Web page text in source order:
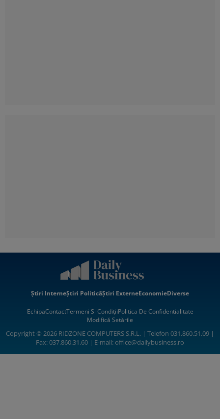
Știri InterneȘtiri PoliticăȘtiri ExterneEconomieDiverse
EchipaContactTermeni Si CondițiiPolitica De Confidentialitate
Modifică Setările
Copyright © 2026 RIDZONE COMPUTERS S.R.L. | Telefon 031.860.51.09 |
Fax: 037.860.31.60 | E-mail:office@dailybusiness.ro